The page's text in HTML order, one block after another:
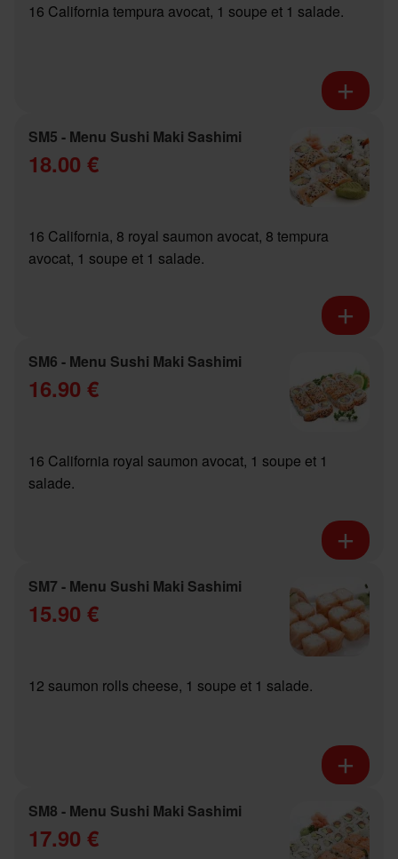
16 California tempura avocat, 1 soupe et 1 salade.
SM5 - Menu Sushi Maki Sashimi
18.00 €
16 California, 8 royal saumon avocat, 8 tempura
avocat, 1 soupe et 1 salade.
SM6 - Menu Sushi Maki Sashimi
16.90 €
16 California royal saumon avocat, 1 soupe et 1
salade.
SM7 - Menu Sushi Maki Sashimi
15.90 €
12 saumon rolls cheese, 1 soupe et 1 salade.
SM8 - Menu Sushi Maki Sashimi
17.90 €